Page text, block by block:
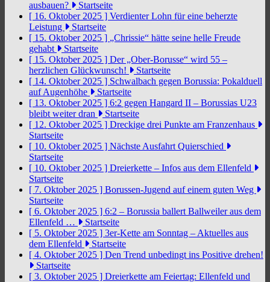
ausbauen?
Startseite
[ 16. Oktober 2025 ] Verdienter Lohn für eine beherzte
Leistung
Startseite
[ 15. Oktober 2025 ] „Chrissie“ hätte seine helle Freude
gehabt
Startseite
[ 15. Oktober 2025 ] Der „Ober-Borusse“ wird 55 –
herzlichen Glückwunsch!
Startseite
[ 14. Oktober 2025 ] Schwalbach gegen Borussia: Pokalduell
auf Augenhöhe
Startseite
[ 13. Oktober 2025 ] 6:2 gegen Hangard II – Borussias U23
bleibt weiter dran
Startseite
[ 12. Oktober 2025 ] Dreckige drei Punkte am Franzenhaus
Startseite
[ 10. Oktober 2025 ] Nächste Ausfahrt Quierschied
Startseite
[ 10. Oktober 2025 ] Dreierkette – Infos aus dem Ellenfeld
Startseite
[ 7. Oktober 2025 ] Borussen-Jugend auf einem guten Weg
Startseite
[ 6. Oktober 2025 ] 6:2 – Borussia ballert Ballweiler aus dem
Ellenfeld …
Startseite
[ 5. Oktober 2025 ] 3er-Kette am Sonntag – Aktuelles aus
dem Ellenfeld
Startseite
[ 4. Oktober 2025 ] Den Trend unbedingt ins Positive drehen!
Startseite
[ 3. Oktober 2025 ] Dreierkette am Feiertag: Ellenfeld und